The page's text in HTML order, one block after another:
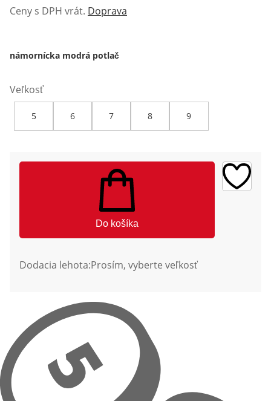
Ceny s DPH vrát. Doprava
námornícka modrá potlač
Veľkosť
5 6 7 8 9
Do košíka
Dodacia lehota:Prosím, vyberte veľkosť